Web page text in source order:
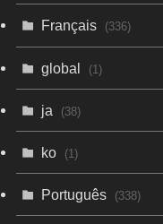
Français (336)
global (1)
ja (38)
ko (1)
Português (338)